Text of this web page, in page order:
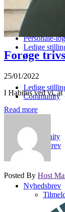
Ledige
Community
Nyhedsbrev
Personale-
Ledige
Community
Nyhedsbrev
Forøge
25/01/2022
I Habitus ved vi, at
Read more
Posted By Host